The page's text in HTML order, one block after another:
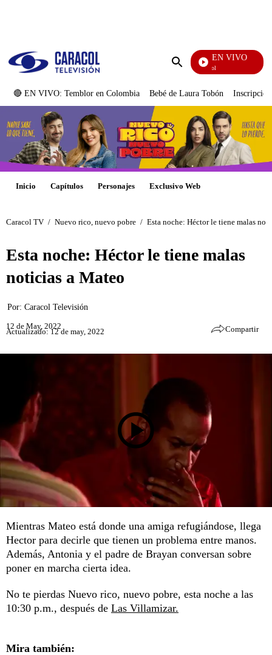
Enviar
EN VIVO
Noticias Caracol
🔴 EN VIVO: Temblor en Colombia Bebé de Laura Tobón
Inicio Capítulos Personajes Exclusivo Web
Caracol TV / Nuevo rico, nuevo pobre / Esta noche: Héctor le tiene malas
Esta noche: Héctor le tiene malas
noticias a Mateo
Por: Caracol Televisión
12 de May, 2022
Actualizado: 12 de may, 2022 Compartir
Mientras Mateo está donde una amiga refugiándose, llega
Hector para decirle que tienen un problema entre manos.
Además, Antonia y el padre de Brayan conversan sobre
poner en marcha cierta idea.
No te pierdas Nuevo rico, nuevo pobre, esta noche a las
10:30 p.m., después de Las Villamizar.
Mira también: